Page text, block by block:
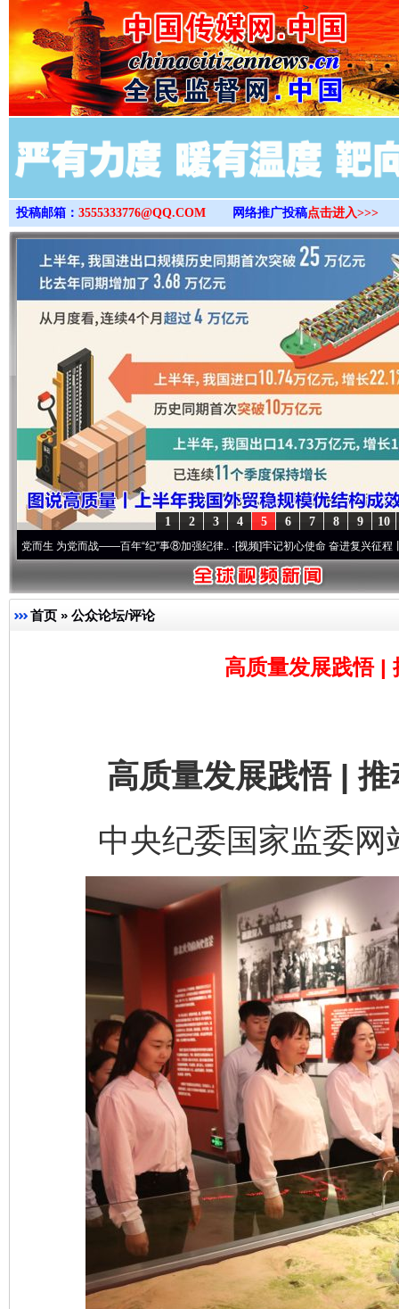
>
投稿邮箱： 3555333776@QQ.COM 网络推广投稿点击进入>>>
10
9
8
7
6
5
4
3
2
1
党而战——百年“纪”事⑧加强纪律..·[视频]牢记初心使命 奋进复兴征程丨“转折之城”
首页 » 公众论坛/评论
高质量发展践悟 |
高质量发展践悟 | 推
中央纪委国家监委网